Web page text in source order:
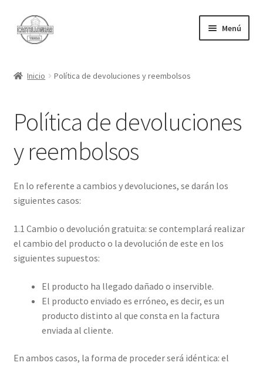
aal
Menú
Carrito
Inicio Política de devoluciones y reembolsos
Política de devoluciones
y reembolsos
En lo referente a cambios y devoluciones, se darán los
siguientes casos:
1.1 Cambio o devolución gratuita: se contemplará realizar
el cambio del producto o la devolución de este en los
siguientes supuestos:
El producto ha llegado dañado o inservible.
El producto enviado es erróneo, es decir, es un
producto distinto al que consta en la factura
enviada al cliente.
En ambos casos, la forma de proceder será idéntica: el